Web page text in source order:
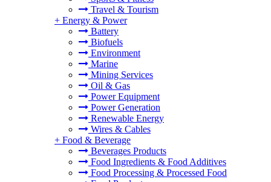
Travel & Tourism
+ Energy & Power
Battery
Biofuels
Environment
Marine
Mining Services
Oil & Gas
Power Equipment
Power Generation
Renewable Energy
Wires & Cables
+ Food & Beverage
Beverages Products
Food Ingredients & Food Additives
Food Processing & Processed Food